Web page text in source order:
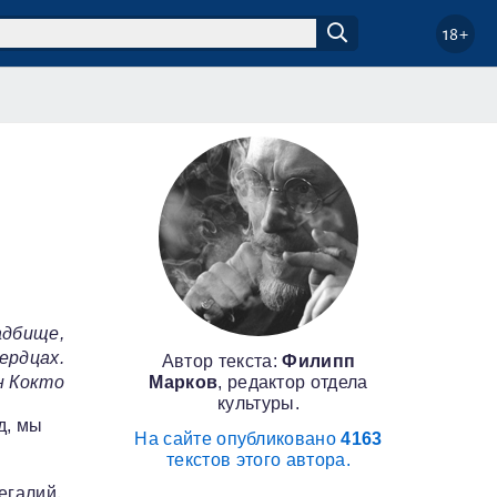
18+
Кокто
мы
Автор текста:Филипп
Марков, редактор отдела
культуры.
На сайте опубликовано4163
текстов этого автора.